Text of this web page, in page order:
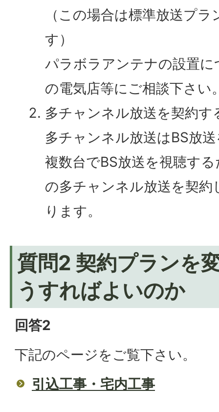
（この場合は標準放送プ
す）
パラボラアンテナの設置
の電気店等にご相談下さい
多チャンネル放送を契約す
多チャンネル放送はBS放
複数台でBS放送を視聴す
の多チャンネル放送を契
ります。
質問2 契約プランを
うすればよいのか
回答2
下記のページをご覧下さい。
引込工事・宅内工事